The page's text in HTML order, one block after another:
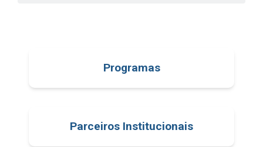
Programas
Parceiros Institucionais